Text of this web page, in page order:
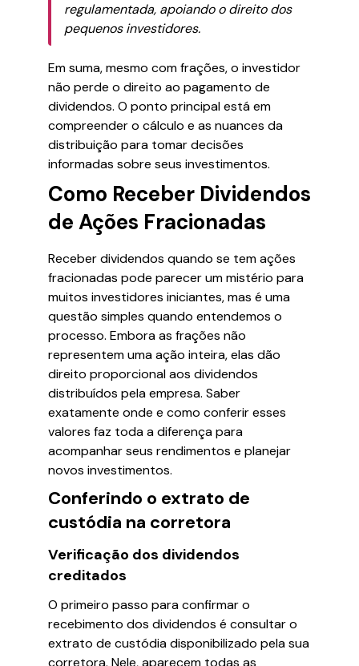
regulamentada, apoiando o direito dos
pequenos investidores.
Em suma, mesmo com frações, o investidor
não perde o direito ao pagamento de
dividendos. O ponto principal está em
compreender o cálculo e as nuances da
distribuição para tomar decisões
informadas sobre seus investimentos.
Como Receber Dividendos
de Ações Fracionadas
Receber dividendos quando se tem ações
fracionadas pode parecer um mistério para
muitos investidores iniciantes, mas é uma
questão simples quando entendemos o
processo. Embora as frações não
representem uma ação inteira, elas dão
direito proporcional aos dividendos
distribuídos pela empresa. Saber
exatamente onde e como conferir esses
valores faz toda a diferença para
acompanhar seus rendimentos e planejar
novos investimentos.
Conferindo o extrato de
custódia na corretora
Verificação dos dividendos
creditados
O primeiro passo para confirmar o
recebimento dos dividendos é consultar o
extrato de custódia disponibilizado pela sua
corretora. Nele, aparecem todas as